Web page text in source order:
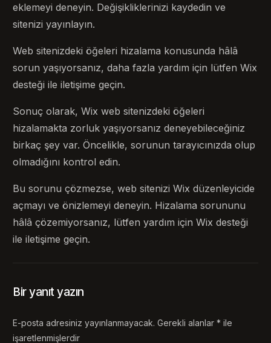
eklemeyi deneyin. Değişikliklerinizi kaydedin ve
sitenizi yayınlayın.
Web sitenizdeki öğeleri hizalama konusunda hâlâ
sorun yaşıyorsanız, daha fazla yardım için lütfen Wix
desteği ile iletişime geçin.
Sonuç olarak, Wix web sitenizdeki öğeleri
hizalamakta zorluk yaşıyorsanız deneyebileceğiniz
birkaç şey var. Öncelikle, sorunun tarayıcınızda olup
olmadığını kontrol edin.
Bu sorunu çözmezse, web sitenizi Wix düzenleyicide
açmayı ve önizlemeyi deneyin. Hizalama sorununu
hâlâ çözemiyorsanız, lütfen yardım için Wix desteği
ile iletişime geçin.
Bir yanıt yazın
E-posta adresiniz yayınlanmayacak. Gerekli alanlar* ile
işaretlenmişlerdir